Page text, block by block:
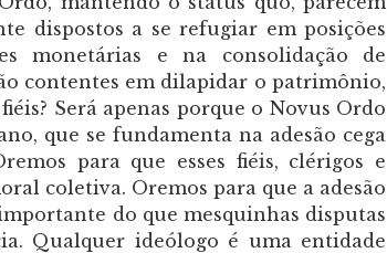
dispostos a se refugiar em posições
monetárias e na consolidação de
contentes em dilapidar o patrimônio,
Será apenas porque o Novus Ordo
que se fundamenta na adesão cega
para que esses fiéis, clérigos e
coletiva. Oremos para que a adesão
do que mesquinhas disputas
Qualquer ideólogo é uma entidade